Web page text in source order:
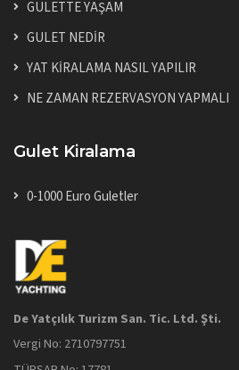
GULETTE YAŞAM
GULET NEDİR
YAT KİRALAMA NASIL YAPILIR
NE ZAMAN REZERVASYON YAPMALI
Gulet Kiralama
0-1000 Euro Guletler
De Yatçılık Turizm San. Tic. Ltd. Şti.
Vergi No: 2710797751